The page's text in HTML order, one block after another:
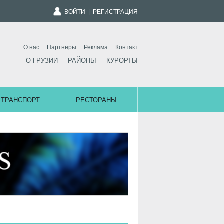
ВОЙТИ РЕГИСТРАЦИЯ
О нас Партнеры Реклама Контакт
О ГРУЗИИ РАЙОНЫ КУРОРТЫ
ТРАНСПОРТ РЕСТОРАНЫ